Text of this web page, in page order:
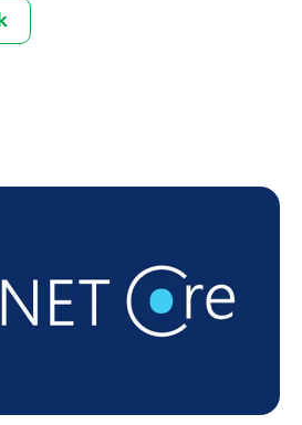
odnose između velikih
zajednice. Ovaj slučaj
posledice po budućnost
okruženja koje […]